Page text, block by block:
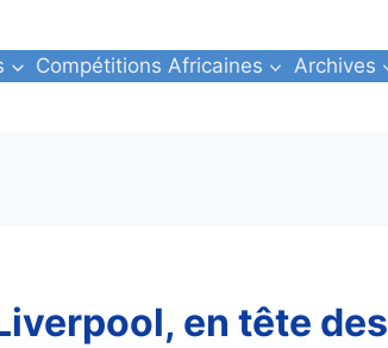
Compétitions Africaines Archives
en tête des